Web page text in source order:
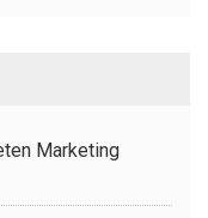
Marketing